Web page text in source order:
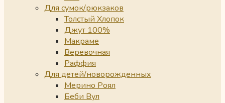
Для сумок/рюкзаков
Толстый Хлопок
Джут 100%
Макраме
Веревочная
Раффия
Для детей/новорожденных
Мерино Роял
Беби Вул